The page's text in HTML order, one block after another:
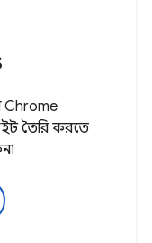
Chrome
তৈরি করতে